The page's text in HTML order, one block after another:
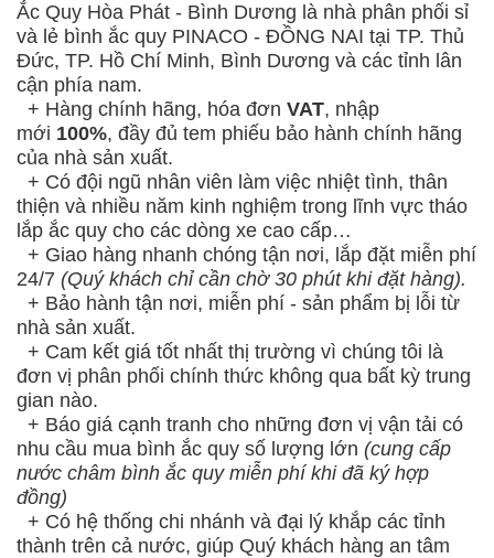
Ắc Quy Hòa Phát - Bình Dương là nhà phân phối sỉ
và lẻ bình ắc quy PINACO - ĐỒNG NAI tại TP. Thủ
Đức, TP. Hồ Chí Minh, Bình Dương và các tỉnh lân
cận phía nam.
+ Hàng chính hãng, hóa đơn VAT, nhập
mới 100%, đầy đủ tem phiếu bảo hành chính hãng
của nhà sản xuất.
+ Có đội ngũ nhân viên làm việc nhiệt tình, thân
thiện và nhiều năm kinh nghiệm trong lĩnh vực tháo
lắp ắc quy cho các dòng xe cao cấp…
+ Giao hàng nhanh chóng tận nơi, lắp đặt miễn phí
24/7 (Quý khách chỉ cần chờ 30 phút khi đặt hàng).
+ Bảo hành tận nơi, miễn phí - sản phẩm bị lỗi từ
nhà sản xuất.
+ Cam kết giá tốt nhất thị trường vì chúng tôi là
đơn vị phân phối chính thức không qua bất kỳ trung
gian nào.
+ Báo giá cạnh tranh cho những đơn vị vận tải có
nhu cầu mua bình ắc quy số lượng lớn (cung cấp
nước châm bình ắc quy miễn phí khi đã ký hợp
đồng)
+ Có hệ thống chi nhánh và đại lý khắp các tỉnh
thành trên cả nước, giúp Quý khách hàng an tâm